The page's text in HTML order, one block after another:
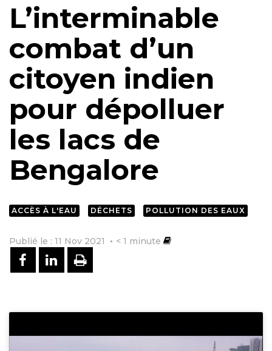
L’interminable
combat d’un
citoyen indien
pour dépolluer
les lacs de
Bengalore
ACCÈS À L'EAU DÉCHETS POLLUTION DES EAUX
Publié le : 11 Nov 2021 < 1 minute
PARTAGER SUR FACEBOOK
PARTAGER SUR LINKEDIN
IMPRIMER